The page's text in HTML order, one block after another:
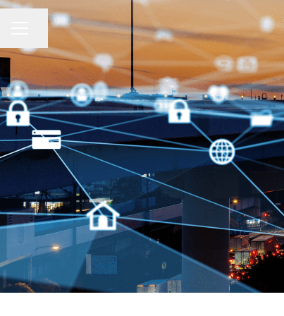
KARRIÄRMENY
Dela sidan